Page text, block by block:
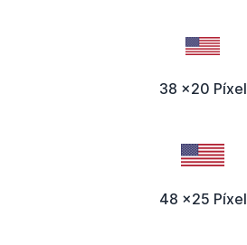
38 x20 Píxel
48 x25 Píxel